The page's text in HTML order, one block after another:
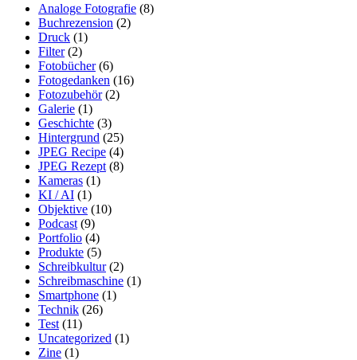
Analoge Fotografie (8)
Buchrezension (2)
Druck (1)
Filter(2)
Fotobücher(6)
Fotogedanken (16)
Fotozubehör(2)
Galerie (1)
Geschichte (3)
Hintergrund (25)
JPEG Recipe (4)
JPEG Rezept (8)
Kameras (1)
KI / AI (1)
Objektive (10)
Podcast (9)
Portfolio (4)
Produkte (5)
Schreibkultur(2)
Schreibmaschine (1)
Smartphone (1)
Technik (26)
Test (11)
Uncategorized (1)
Zine (1)